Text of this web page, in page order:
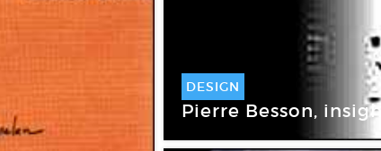
DESIGN
Pierre Besson, insight